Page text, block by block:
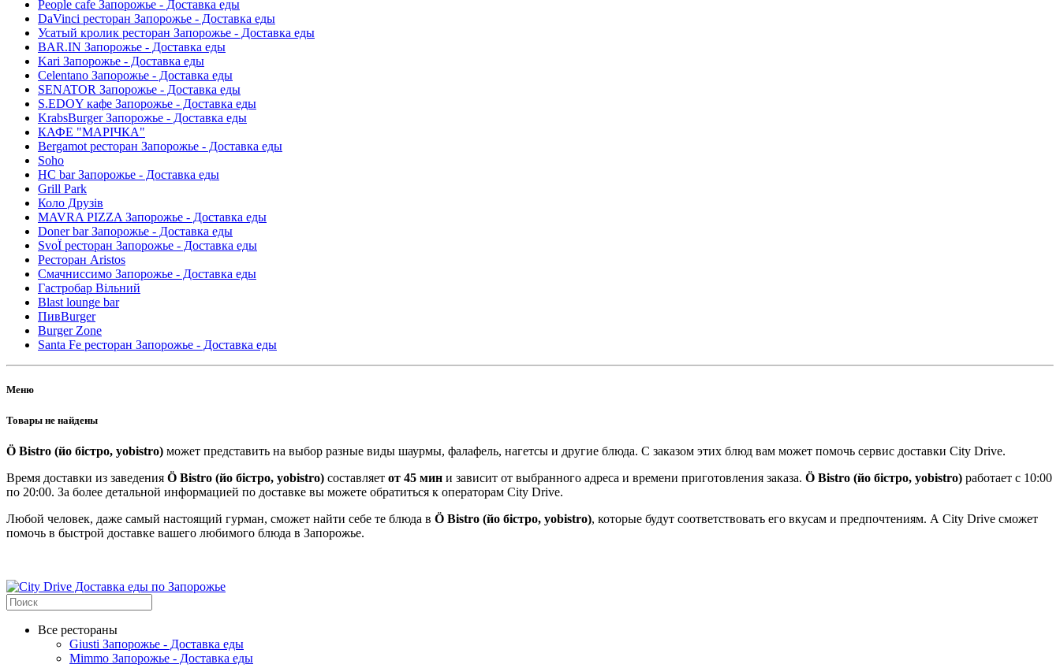
People cafe Запорожье - Доставка еды
DaVinci ресторан Запорожье - Доставка еды
Усатый кролик ресторан Запорожье - Доставка еды
BAR.IN Запорожье - Доставка еды
Kari Запорожье - Доставка еды
Celentano Запорожье - Доставка еды
SENATOR Запорожье - Доставка еды
S.EDOY кафе Запорожье - Доставка еды
KrabsBurger Запорожье - Доставка еды
КАФЕ "МАРІЧКА"
Bergamot ресторан Запорожье - Доставка еды
Soho
HC bar Запорожье - Доставка еды
Grill Park
Коло Друзів
MAVRA PIZZA Запорожье - Доставка еды
Doner bar Запорожье - Доставка еды
SvoЇ ресторан Запорожье - Доставка еды
Ресторан Aristos
Смачниссимо Запорожье - Доставка еды
Гастробар Вільний
Blast lounge bar
ПивBurger
Burger Zone
Santa Fe ресторан Запорожье - Доставка еды
Меню
Товары не найдены
Ö Bistro (йо бістро, yobistro) может представить на выбор разные виды шаурмы, фалафель, нагетсы и другие блюда. С заказом этих блюд вам может помочь сервис доставки City Drive.
Время доставки из заведения Ö Bistro (йо бістро, yobistro) составляет от 45 мин и зависит от выбранного адреса и времени приготовления заказа. Ö Bistro (йо бістро, yobistro) работает с 10:00
по 20:00. За более детальной информацией по доставке вы можете обратиться к операторам City Drive.
Любой человек, даже самый настоящий гурман, сможет найти себе те блюда в Ö Bistro (йо бістро, yobistro), которые будут соответствовать его вкусам и предпочтениям. А City Drive сможет
помочь в быстрой доставке вашего любимого блюда в Запорожье.
Все рестораны
Giusti Запорожье - Доставка еды
Mimmo Запорожье - Доставка еды